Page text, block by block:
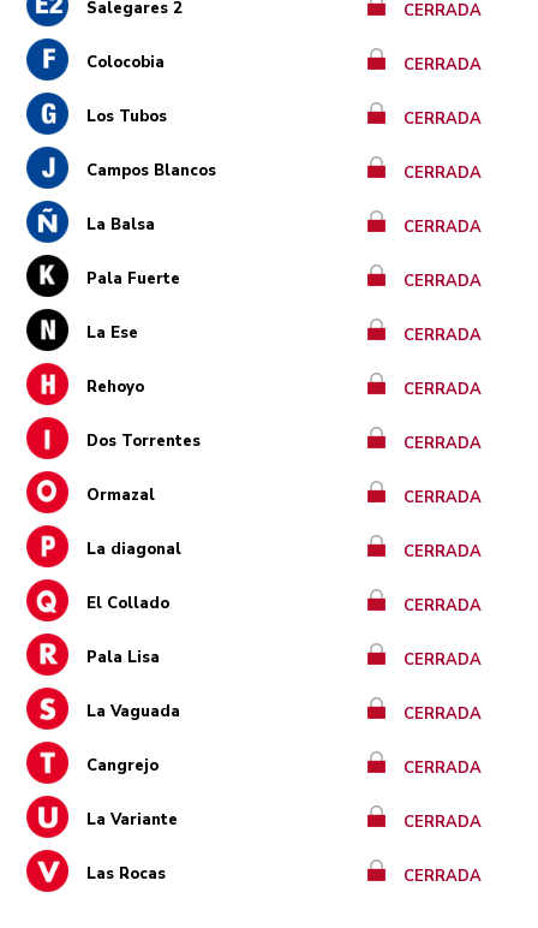
Salegares 2 CERRADA
Colocobia CERRADA
Los Tubos CERRADA
Campos Blancos CERRADA
La Balsa CERRADA
Pala Fuerte CERRADA
La Ese CERRADA
Rehoyo CERRADA
Dos Torrentes CERRADA
Ormazal CERRADA
La diagonal CERRADA
El Collado CERRADA
Pala Lisa CERRADA
La Vaguada CERRADA
Cangrejo CERRADA
La Variante CERRADA
Las Rocas CERRADA